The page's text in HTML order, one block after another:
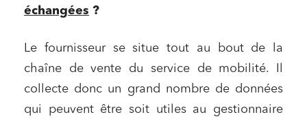
échangées ?
Le fournisseur se situe tout au bout de la
chaîne de vente du service de mobilité. Il
collecte donc un grand nombre de données
qui peuvent être soit utiles au gestionnaire
Relations sociales et droit du travail
Services publics et collectivités
Commande publique
Projets immobiliers
Environnement